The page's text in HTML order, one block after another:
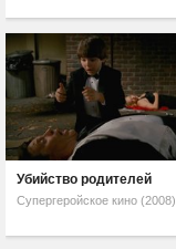
Убийство родителей
Супергеройское кино (2008)